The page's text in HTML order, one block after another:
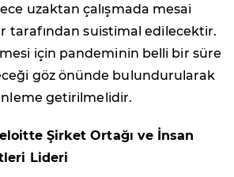
uzaktan çalışmada mesai
tarafından suistimal edilecektir.
için pandeminin belli bir süre
göz önünde bulundurularak
getirilmelidir.
Şirket Ortağı ve İnsan
Lideri